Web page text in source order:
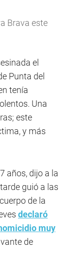
Brava este
el
Punta del
tenía
Una
este
y más
años, dijo a la
guió a las
de la
declaró
muy
de